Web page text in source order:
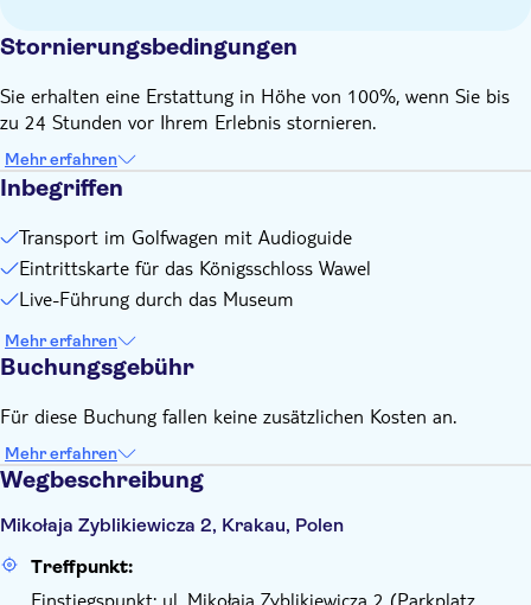
Stornierungsbedingungen
Sie erhalten eine Erstattung in Höhe von 100%, wenn Sie bis
zu 24 Stunden vor Ihrem Erlebnis stornieren.
Mehr erfahren
Inbegriffen
Transport im Golfwagen mit Audioguide
Eintrittskarte für das Königsschloss Wawel
Live-Führung durch das Museum
Mehr erfahren
Buchungsgebühr
Für diese Buchung fallen keine zusätzlichen Kosten an.
Mehr erfahren
Wegbeschreibung
Mikołaja Zyblikiewicza 2, Krakau, Polen
Treffpunkt:
Einstiegspunkt: ul. Mikołaja Zyblikiewicza 2 (Parkplatz